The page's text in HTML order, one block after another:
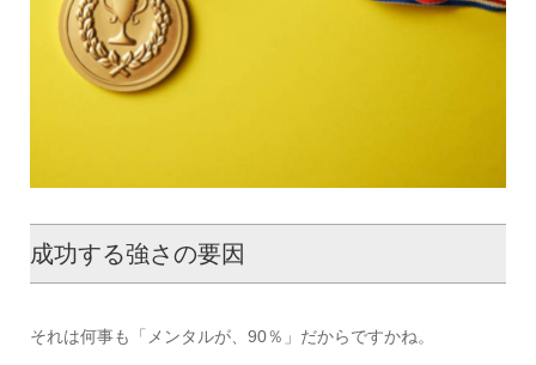
成功する強さの要因
それは何事も「メンタルが、90％」だからですかね。